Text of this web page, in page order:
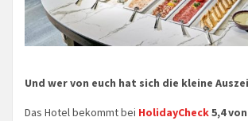
Und wer von euch hat sich die kleine
Das Hotel bekommt bei HolidayCheck5,4